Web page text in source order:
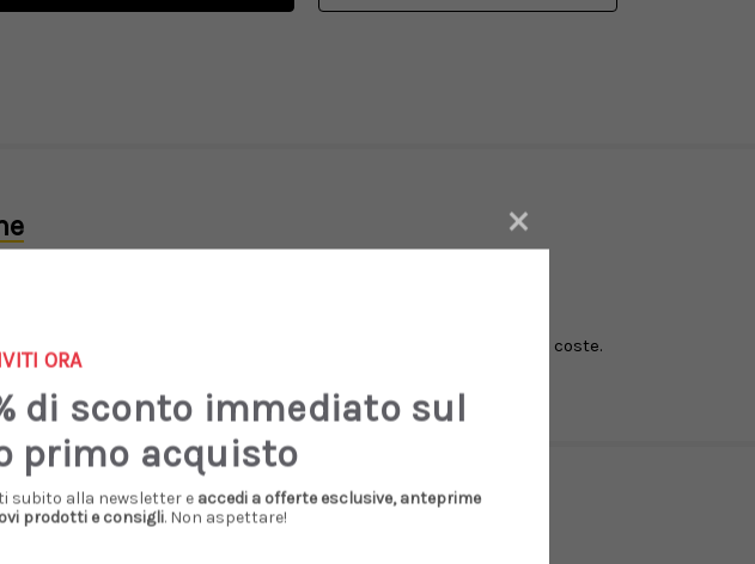
beige lime melange. Girocollo, polsini e fondo capo lavorati a coste.
×
ORA
di sconto immediato sul
primo acquisto
subito alla newsletter e accedi a offerte esclusive, anteprime
prodotti e consigli. Non aspettare!